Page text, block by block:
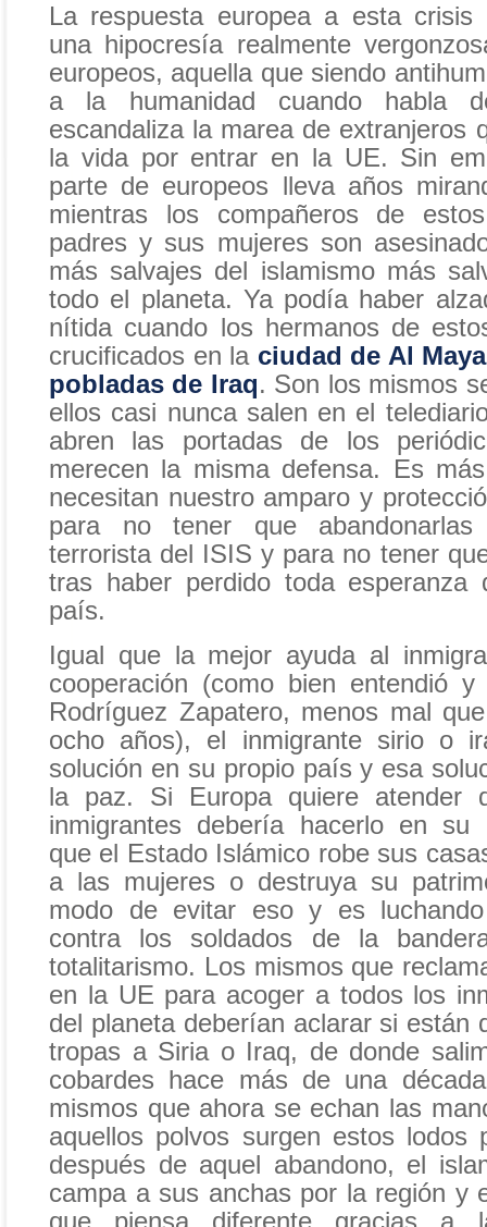
La respuesta europea a esta crisis
una hipocresía realmente
europeos, aquella que siendo
a la humanidad cuando habla
escandaliza la marea de extranjeros
la vida por entrar en la UE. Sin
parte de europeos lleva años
mientras los compañeros de
padres y sus mujeres son
más salvajes del islamismo más
todo el planeta. Ya podía haber
nítida cuando los hermanos de
crucificados en la ciudad de Al
pobladas de Iraq. Son los mismos
ellos casi nunca salen en el
abren las portadas de los
merecen la misma defensa. Es
necesitan nuestro amparo y
para no tener que
terrorista del ISIS y para no tener
tras haber perdido toda
país.
Igual que la mejor ayuda al
cooperación (como bien entendió
Rodríguez Zapatero, menos mal
ocho años), el inmigrante sirio o
solución en su propio país y esa
la paz. Si Europa quiere atender
inmigrantes debería hacerlo en su
que el Estado Islámico robe sus
a las mujeres o destruya su
modo de evitar eso y es
contra los soldados de la
totalitarismo. Los mismos que
en la UE para acoger a todos los
del planeta deberían aclarar si están
tropas a Siria o Iraq, de donde
cobardes hace más de una
mismos que ahora se echan las
aquellos polvos surgen estos lodos
después de aquel abandono, el
campa a sus anchas por la región y